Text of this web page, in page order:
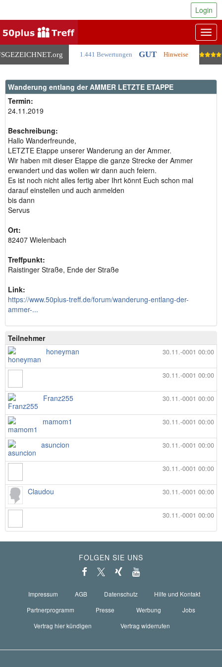
.org 1.441 Bewertungen GUT Hinweise
Login
Wanderung entlang der AMMER LETZTE ETAPPE
Termin:
24.11.2019
Beschreibung:
Hallo Wanderfreunde,
LETZTE Etappe unserer Wanderung an der Ammer.
Wir haben mit dieser Etappe die ganze Strecke der Ammer
erwandert und das wollen wir dann auch feiern.
Es ist noch nicht alles fertig aber Ihrt könnt Euch schon mal
darauf einstellen und auch anmelden
bis dann
Servus
Ort:
82407 Wielenbach
Treffpunkt:
Raistinger Straße, Ende der Straße
Link:
https://www.50plus-treff.de/forum/wanderung-entlang-der-
ammer-...
Teilnehmer
30.11.-0001 00:00
honeyman
30.11.-0001 00:00
30.11.-0001 00:00
Franz255
30.11.-0001 00:00
mamom1
30.11.-0001 00:00
asuncion
30.11.-0001 00:00
30.11.-0001 00:00
Claudou
30.11.-0001 00:00
FOLGEN SIE UNS
Impressum AGB Datenschutz
Hilfe und Kontakt
Partnerprogramm
Presse Werbung
Jobs
Vertrag hier kündigen
Vertrag widerrufen